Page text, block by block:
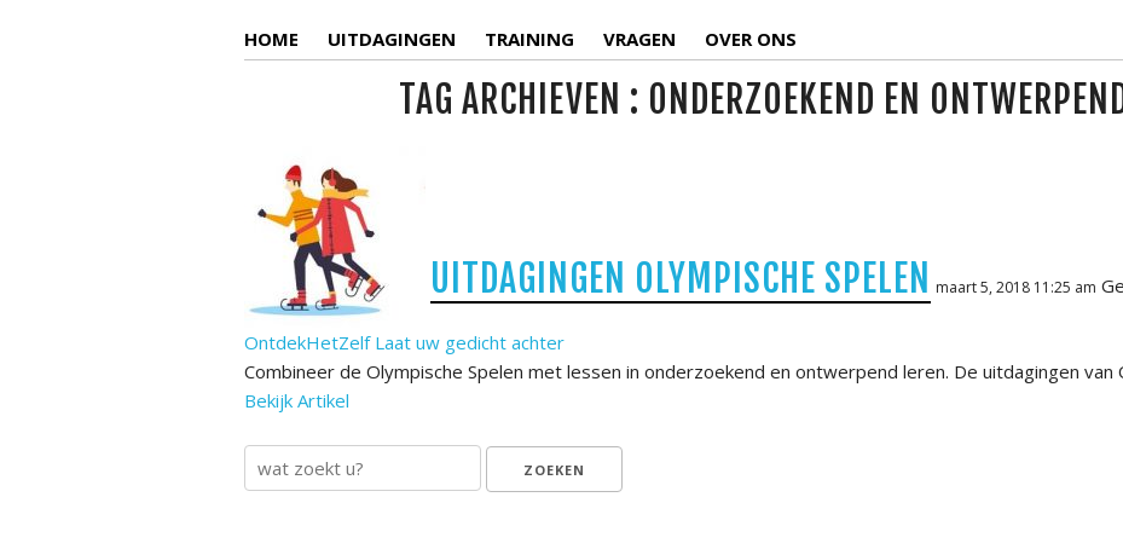
HOME UITDAGINGEN TRAINING VRAGEN OVER ONS
TAG ARCHIEVEN : ONDERZOEKEND EN
UITDAGINGEN OLYMPISCHE SPELEN maart 5, 2018 11:25 am
OntdekHetZelf Laat uw gedicht achter
Combineer de Olympische Spelen met lessen in onderzoekend en ontwerpend leren. De uitdagingen
Bekijk Artikel
ZOEKEN